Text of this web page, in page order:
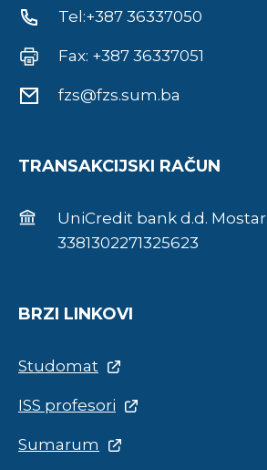
Tel:+387 36337050
Fax: +387 36337051
fzs@fzs.sum.ba
TRANSAKCIJSKI RAČUN
UniCredit bank d.d. Mostar
3381302271325623
BRZI LINKOVI
Studomat
ISS profesori
Sumarum